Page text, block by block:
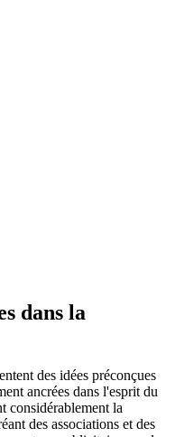
dans la
des idées préconçues
ancrées dans l'esprit du
considérablement la
des associations et des